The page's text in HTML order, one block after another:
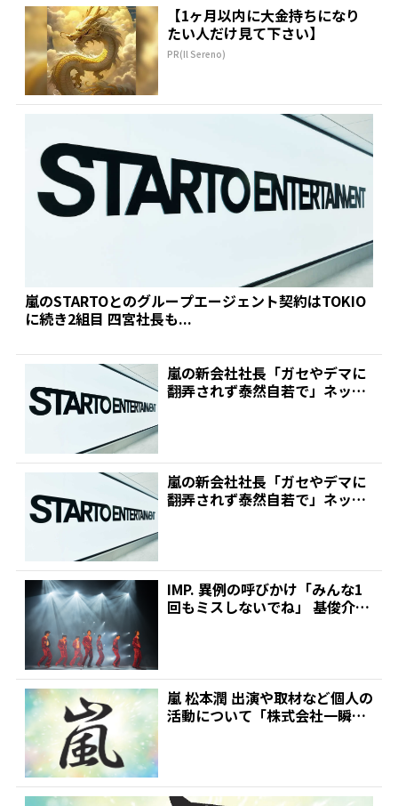
【1ヶ月以内に大金持ちになり
たい人だけ見て下さい】
PR(Il Sereno)
嵐のSTARTOとのグループエージェント契約はTOKIO
に続き2組目 四宮社長も...
嵐の新会社社長「ガセやデマに
翻弄されず泰然自若で」ネット
嵐の新会社社長「ガセやデマに
翻弄されず泰然自若で」ネット
IMP. 異例の呼びかけ「みんな1
回もミスしないでね」 基俊介、
嵐 松本潤 出演や取材など個人の
活動について「株式会社一瞬と